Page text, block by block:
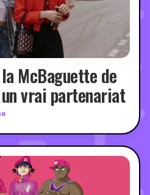
McBaguette de
un vrai partenariat